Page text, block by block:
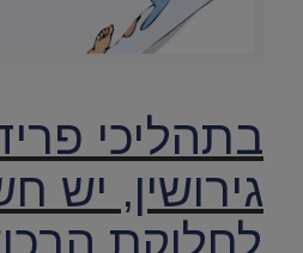
בתהליכי
גירושין, יש
לחלוקת